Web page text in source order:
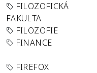
FILOZOFICKÁ
FAKULTA
FILOZOFIE
FINANCE
FIREFOX